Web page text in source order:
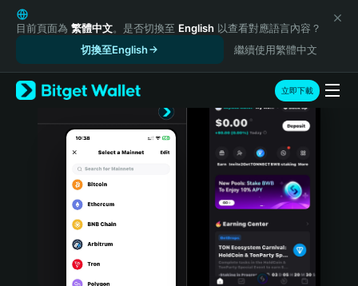
English
日本語
Русский
Español (Latinoamérica)
Türkçe
Português (Portugal)
Bahasa Indonesia
目前頁面為 繁體中文。是否切換至 English 以查看對應語言內容？
切換至English
繼續使用繁體中文
立即下載